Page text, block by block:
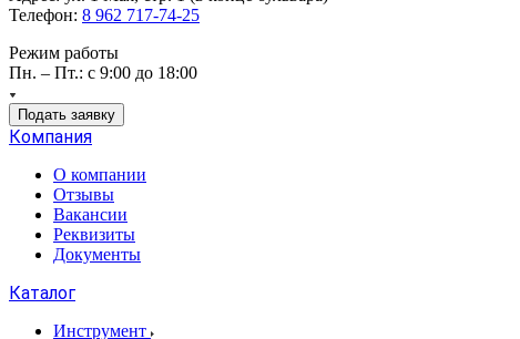
Телефон: 8 962 717-74-25
Режим работы
Пн. – Пт.: с 9:00 до 18:00
Подать заявку
Компания
О компании
Отзывы
Вакансии
Реквизиты
Документы
Каталог
Инструмент